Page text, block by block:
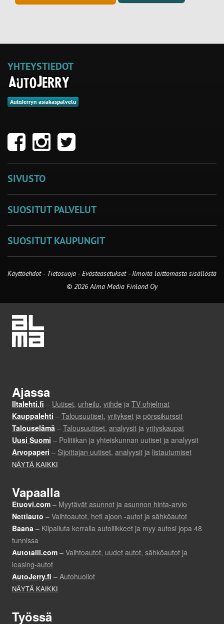
YHTEYSTIEDOT
AutoJerryn asiakaspalvelu
SIVUSTO
SUOSITUT PALVELUT
SUOSITUT KAUPUNGIT
Käyttöehdot - Tietosuoja -Evästeasetukset- Ilmoita laittomasta sisällöstä
© 2026 Alma Media Finland Oy